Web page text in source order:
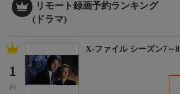
リモート録画予約ランキング
(ドラマ)
1
(-)
X-ファイル シーズン7～8